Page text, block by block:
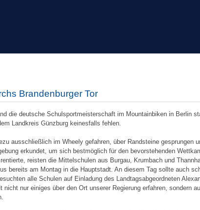
Brandenburger Tor
die deutsche Schulsportmeisterschaft im Mountainbiken in Berlin
Landkreis Günzburg keinesfalls fehlen.
ausschließlich im Wheely gefahren, über Randsteine gesprungen
erkundet, um sich bestmöglich für den bevorstehenden
reisten die Mittelschulen aus Burgau, Krumbach und
bereits am Montag in die Hauptstadt. An diesem Tag sollte auch
alle Schulen auf Einladung des Landtagsabgeordneten
nicht nur einiges über den Ort unserer Regierung erfahren, sondern